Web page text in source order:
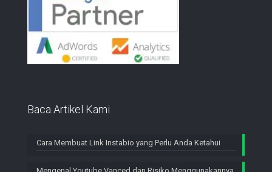
Baca Artikel Kami
Cara Membuat Link Instabio yang Perlu Anda Ketahui